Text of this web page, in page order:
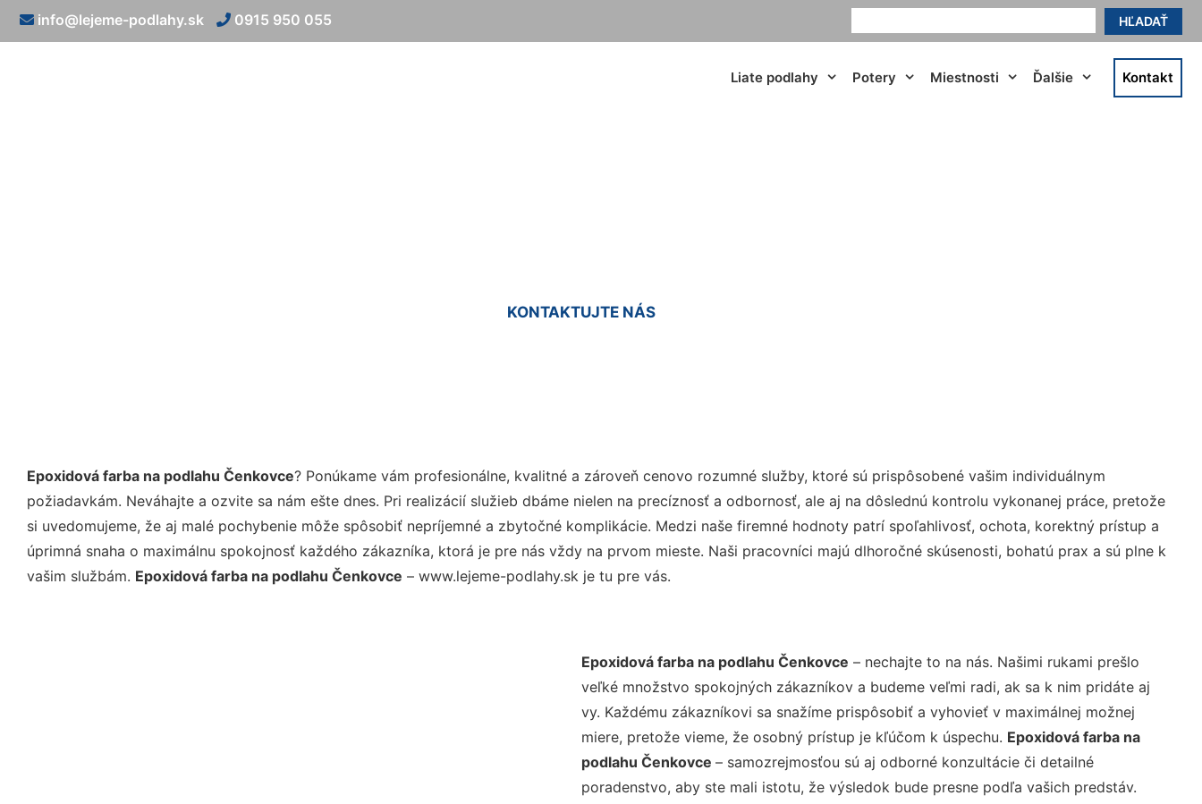
HĽADAŤ
info@lejeme-podlahy.sk 0915 950 055
Liate podlahy Potery Miestnosti Ďalšie Kontakt
KONTAKTUJTE NÁS
Epoxidová farba na podlahu Čenkovce? Ponúkame vám profesionálne, kvalitné a zároveň cenovo rozumné služby, ktoré sú prispôsobené vašim individuálnym
požiadavkám. Neváhajte a ozvite sa nám ešte dnes. Pri realizácií služieb dbáme nielen na precíznosť a odbornosť, ale aj na dôslednú kontrolu vykonanej práce, pretože
si uvedomujeme, že aj malé pochybenie môže spôsobiť nepríjemné a zbytočné komplikácie. Medzi naše firemné hodnoty patrí spoľahlivosť, ochota, korektný prístup a
úprimná snaha o maximálnu spokojnosť každého zákazníka, ktorá je pre nás vždy na prvom mieste. Naši pracovníci majú dlhoročné skúsenosti, bohatú prax a sú plne k
vašim službám. Epoxidová farba na podlahu Čenkovce – www.lejeme-podlahy.sk je tu pre vás.
Epoxidová farba na podlahu Čenkovce – nechajte to na nás. Našimi rukami prešlo
veľké množstvo spokojných zákazníkov a budeme veľmi radi, ak sa k nim pridáte aj
vy. Každému zákazníkovi sa snažíme prispôsobiť a vyhovieť v maximálnej možnej
miere, pretože vieme, že osobný prístup je kľúčom k úspechu. Epoxidová farba na
podlahu Čenkovce – samozrejmosťou sú aj odborné konzultácie či detailné
poradenstvo, aby ste mali istotu, že výsledok bude presne podľa vašich predstáv.